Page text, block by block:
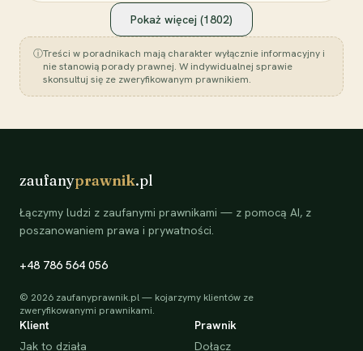
Pokaż więcej (1802)
ⓘTreści w poradnikach mają charakter wyłącznie informacyjny i
nie stanowią porady prawnej. W indywidualnej sprawie
skonsultuj się ze zweryfikowanym prawnikiem.
zaufanyprawnik.pl
Łączymy ludzi z zaufanymi prawnikami — z pomocą AI, z
poszanowaniem prawa i prywatności.
+48 786 564 056
© 2026 zaufanyprawnik.pl — kojarzymy klientów ze
zweryfikowanymi prawnikami.
Klient
Jak to działa
Prawnik
Dołącz